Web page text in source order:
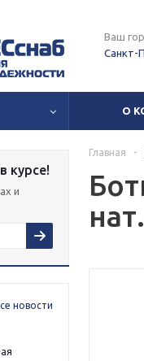
Ваш
Санкт-
О
курсе!
и
новости
Главная -